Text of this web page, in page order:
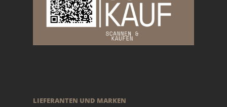
LIEFERANTEN UND MARKEN